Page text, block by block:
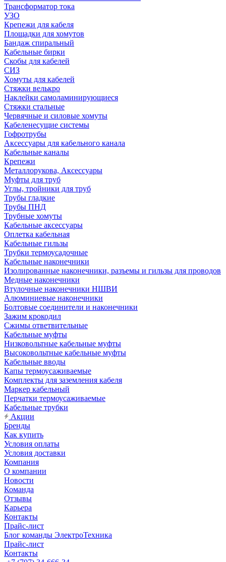
Трансформатор тока
УЗО
Крепежи для кабеля
Площадки для хомутов
Бандаж спиральный
Кабельные бирки
Cкобы для кабелей
СИЗ
Хомуты для кабелей
Стяжки велькро
Наклейки самоламинирующиеся
Стяжки стальные
Червячные и силовые хомуты
Кабеленесущие системы
Гофротрубы
Аксессуары для кабельного канала
Кабельные каналы
Крепежи
Металлорукова, Аксессуары
Муфты для труб
Углы, тройники для труб
Трубы гладкие
Трубы ПНД
Трубные хомуты
Кабельные аксессуары
Оплетка кабельная
Кабельные гильзы
Трубки термоусадочные
Кабельные наконечники
Изолированные наконечники, разъемы и гильзы для проводов
Медные наконечники
Втулочные наконечники НШВИ
Алюминиевые наконечники
Болтовые соединители и наконечники
Зажим крокодил
Сжимы ответвительные
Кабельные муфты
Низковольтные кабельные муфты
Высоковольтные кабельные муфты
Кабельные вводы
Капы термоусаживаемые
Комплекты для заземления кабеля
Маркер кабельный
Перчатки термоусаживаемые
Кабельные трубки
Акции
Бренды
Как купить
Условия оплаты
Условия доставки
Компания
О компании
Новости
Команда
Отзывы
Карьера
Контакты
Прайс-лист
Блог команды ЭлектроТехника
Прайс-лист
Контакты